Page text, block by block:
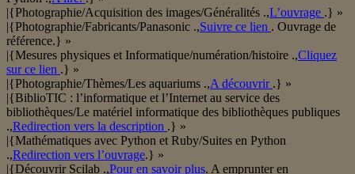
|{Photographie/Acquisition des images/Généralités .,L’ouvrage .} »
|{Photographie/Fabricants/Panasonic .,Suivre ce lien . Ouvrage de
référence.} »
|{Mesures physiques et Informatique/numération/histoire .,Cliquez
sur ce lien .} »
|{Photographie/Thèmes/Les aquariums .,A découvrir .} »
|{BiblioTIC : l’informatique et l’Internet au service des
bibliothèques/Le matériel informatique des bibliothèques publiques
.,Redirection vers la description .} »
|{Mathématiques avec Python et Ruby/Suites en Python
.,Redirection vers l’ouvrage.} »
|{Découvrir Scilab .,Pour en savoir plus. A emprunter en